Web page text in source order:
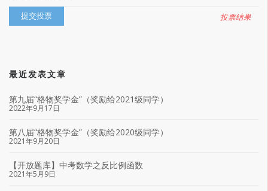
投票结果
最近发表文章
第九届“格物奖学金”（奖励给2021级同学）
2022年9月17日
第八届“格物奖学金”（奖励给2020级同学）
2021年9月20日
【开放题库】中考数学之反比例函数
2021年5月9日